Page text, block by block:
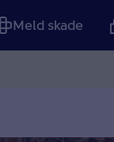
Meld skade